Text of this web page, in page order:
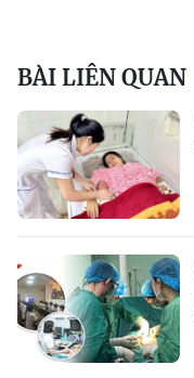
BÀI LIÊN QUAN